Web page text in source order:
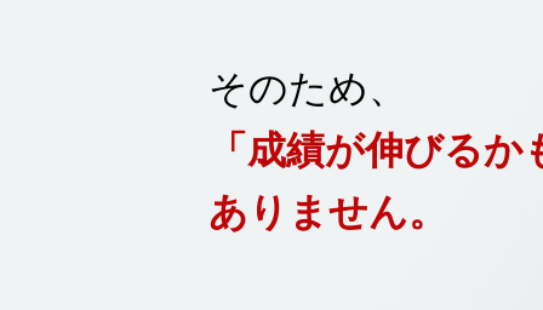
そのため、
「成績が伸びる
ありません。